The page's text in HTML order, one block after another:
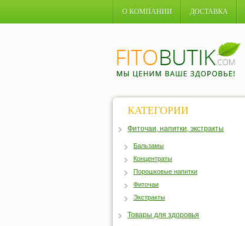
О КОМПАНИИ ДОСТАВКА
КАТЕГОРИИ
Фиточаи, напитки, экстракты
Бальзамы
Концентраты
Порошковые напитки
Фиточаи
Экстракты
Товары для здоровья